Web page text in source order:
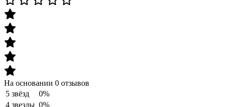
На основании 0 отзывов
5 звёзд
0%
4 звезды 0%